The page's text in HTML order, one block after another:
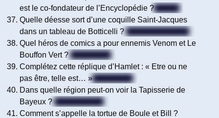
est le co-fondateur de l’Encyclopédie ?Diderot
Quelle déesse sort d’une coquille Saint-Jacques
dans un tableau de Botticelli ? Vénus (Aphrodite)
Quel héros de comics a pour ennemis Venom et Le
Bouffon Vert ? Spider-Man
Complétez cette réplique d’Hamlet : « Etre ou ne
pas être, telle est… »La question
Dans quelle région peut-on voir la Tapisserie de
Bayeux ? La Normandie
Comment s’appelle la tortue de Boule et Bill ?